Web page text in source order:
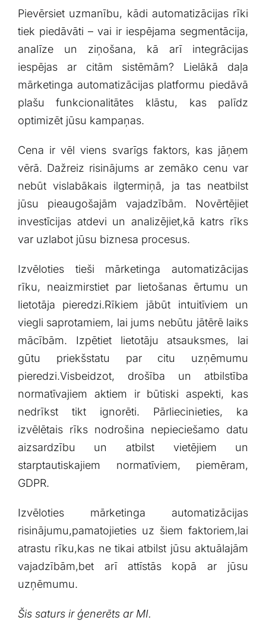
Pievērsiet uzmanību, kādi automatizācijas⁢ rīki
tiek piedāvāti⁣ – vai ir iespējama segmentācija,
analīze un ziņošana, kā arī integrācijas
iespējas ar citām sistēmām? Lielākā daļa
mārketinga automatizācijas‍ platformu piedāvā⁤
plašu funkcionalitātes klāstu, kas palīdz
optimizēt jūsu kampaņas.
Cena ir vēl viens svarīgs faktors, ‌kas ​jāņem
vērā. Dažreiz ⁣risinājums ar zemāko cenu var
nebūt vislabākais ilgtermiņā, ja ⁢tas neatbilst
jūsu pieaugošajām vajadzībām. Novērtējiet
investīcijas atdevi un analizējiet,kā katrs rīks
var uzlabot jūsu biznesa ⁤procesus.
Izvēloties tieši mārketinga⁢ automatizācijas
rīku, neaizmirstiet par lietošanas ērtumu un
lietotāja pieredzi.Rīkiem jābūt intuitīviem un⁢
viegli saprotamiem, lai jums nebūtu jātērē laiks
mācībām. Izpētiet lietotāju atsauksmes, lai
gūtu priekšstatu par citu uzņēmumu
pieredzi.Visbeidzot, ‍drošība un‍ atbilstība
normatīvajiem aktiem ir būtiski aspekti, kas
nedrīkst tikt‍ ignorēti. Pārliecinieties, ⁢ka
izvēlētais rīks nodrošina nepieciešamo datu
aizsardzību un atbilst vietējiem un
starptautiskajiem normatīviem, piemēram,
GDPR.
Izvēloties⁢ mārketinga ⁤automatizācijas‍
risinājumu,pamatojieties uz šiem faktoriem,lai
atrastu rīku,kas ne tikai atbilst jūsu aktuālajām
vajadzībām,bet arī attīstās kopā ar jūsu
uzņēmumu.
Šis saturs ⁤ir ģenerēts ar MI.